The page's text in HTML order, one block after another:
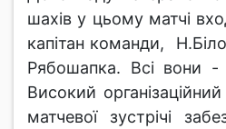
шахів у цьому матчі
капітан команди,
Рябошапка. Всі вони -
Високий
матчевої зустрічі